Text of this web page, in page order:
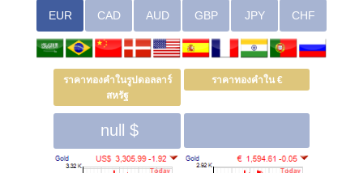
EUR CAD AUD GBP JPY CHF
ราคาทองคำในรูปดอลลาร์
สหรัฐ
ราคาทองคำใน €
null $